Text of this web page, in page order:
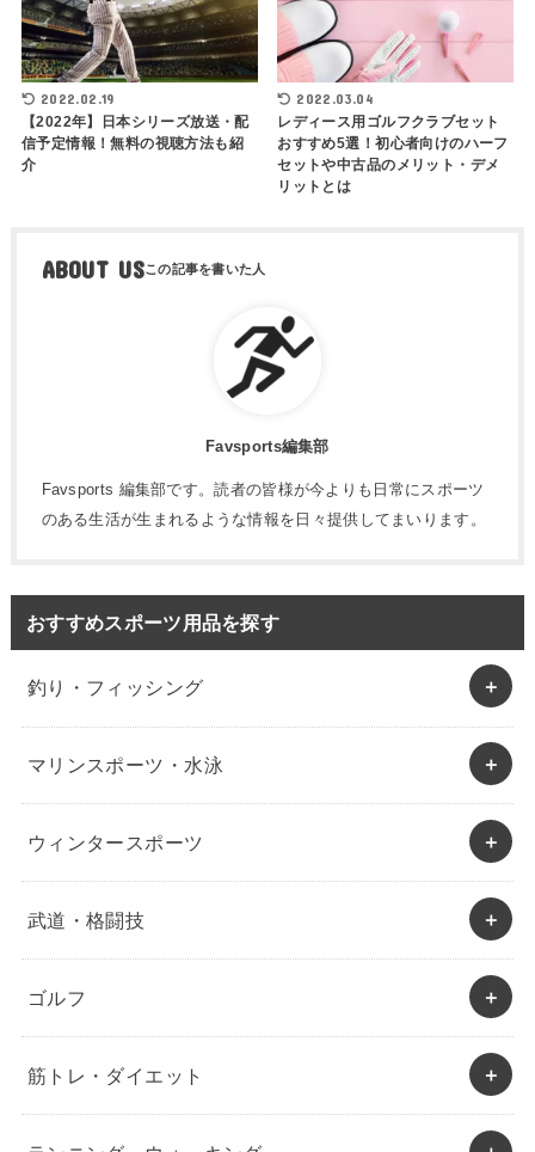
2022.02.19
【2022年】日本シリーズ放送・配
信予定情報！無料の視聴方法も紹
介
2022.03.04
レディース用ゴルフクラブセット
おすすめ5選！初心者向けのハーフ
セットや中古品のメリット・デメ
リットとは
ABOUT US
Favsports編集部
Favsports 編集部です。読者の皆様が今よりも日常にスポーツ
のある生活が生まれるような情報を日々提供してまいります。
おすすめスポーツ用品を探す
釣り・フィッシング
マリンスポーツ・水泳
ウィンタースポーツ
武道・格闘技
ゴルフ
筋トレ・ダイエット